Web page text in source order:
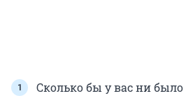
Сколько бы у вас ни было